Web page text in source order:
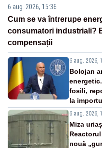
6 aug. 2026, 15:36
Cum se va întrerupe
consumatori industriali?
compensații
6 aug. 2026,
Bolojan
fosili,
la
6 aug. 2026,
Miza
nouă